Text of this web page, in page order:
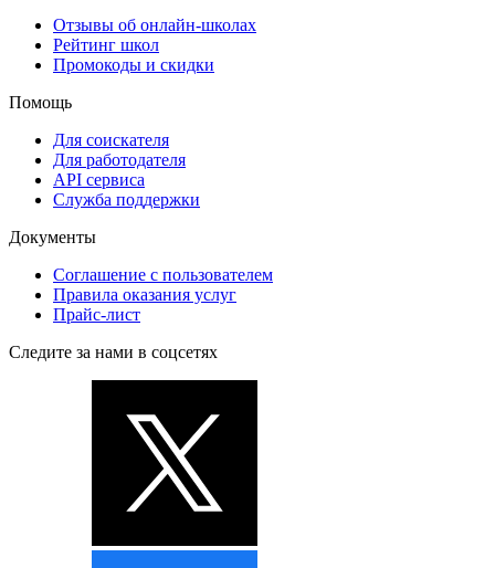
Отзывы об онлайн-школах
Рейтинг школ
Промокоды и скидки
Помощь
Для соискателя
Для работодателя
API сервиса
Служба поддержки
Документы
Соглашение с пользователем
Правила оказания услуг
Прайс-лист
Следите за нами в соцсетях